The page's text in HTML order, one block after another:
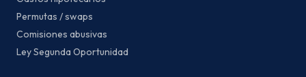
Permutas / swaps
Comisiones abusivas
Ley Segunda Oportunidad